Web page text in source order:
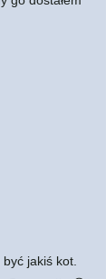
jakiś kot.